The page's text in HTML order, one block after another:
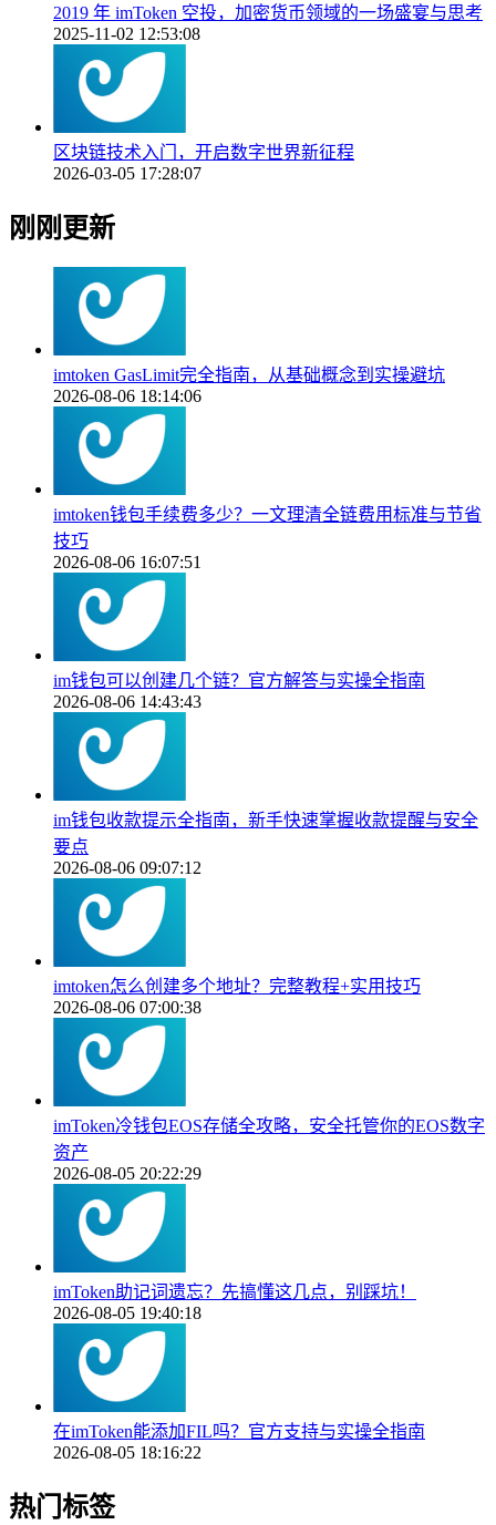
2019 年 imToken 空投，加密货币领域的一场盛宴与思考
2025-11-02 12:53:08
区块链技术入门，开启数字世界新征程
2026-03-05 17:28:07
刚刚更新
imtoken GasLimit完全指南，从基础概念到实操避坑
2026-08-06 18:14:06
imtoken钱包手续费多少？一文理清全链费用标准与节省
技巧
2026-08-06 16:07:51
im钱包可以创建几个链？官方解答与实操全指南
2026-08-06 14:43:43
im钱包收款提示全指南，新手快速掌握收款提醒与安全
要点
2026-08-06 09:07:12
imtoken怎么创建多个地址？完整教程+实用技巧
2026-08-06 07:00:38
imToken冷钱包EOS存储全攻略，安全托管你的EOS数字
资产
2026-08-05 20:22:29
imToken助记词遗忘？先搞懂这几点，别踩坑！
2026-08-05 19:40:18
在imToken能添加FIL吗？官方支持与实操全指南
2026-08-05 18:16:22
热门标签